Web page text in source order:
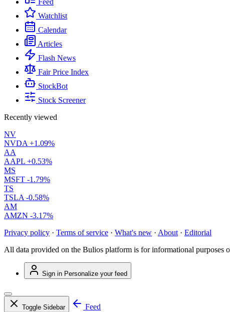
Feed
Watchlist
Calendar
Articles
Flash News
Fair Price Index
StockBot
Stock Screener
Recently viewed
NV
NVDA +1.09%
AA
AAPL +0.53%
MS
MSFT -1.79%
TS
TSLA -0.58%
AM
AMZN -3.17%
Privacy policy · Terms of service · What's new · About · Editorial
All data provided on the Bulios platform is for informational purposes
Sign in Personalize your feed
Toggle Sidebar
Feed